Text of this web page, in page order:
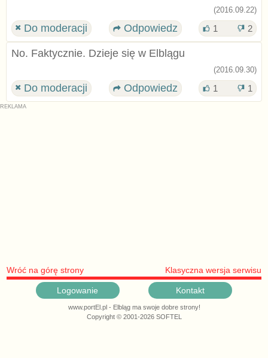
(2016.09.22)
Do moderacji Odpowiedz 1 2
No. Faktycznie. Dzieje się w Elblągu
(2016.09.30)
Do moderacji Odpowiedz 1 1
Wróć na górę strony Klasyczna wersja serwisu
Logowanie Kontakt
www.portEl.pl - Elbląg ma swoje dobre strony!
Copyright © 2001-2026 SOFTEL